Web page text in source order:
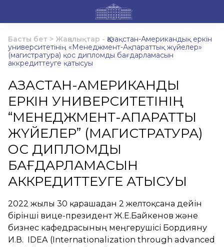
Басты бет > Жаңалықтар - Қазақстан-Американдық еркін
университетінің «Менеджмент-Ақпараттық жүйелер»
(магистратура) қос дипломды бағдарламасын
аккредиттеуге қатысуы
ҚАЗАҚСТАН-АМЕРИКАНДЫҚ
ЕРКІН УНИВЕРСИТЕТІНІҢ
“МЕНЕДЖМЕНТ-АҚПАРАТТЫҚ
ЖҮЙЕЛЕР” (МАГИСТРАТУРА)
ҚОС ДИПЛОМДЫ
БАҒДАРЛАМАСЫН
АККРЕДИТТЕУГЕ ҚАТЫСУЫ
2022 жылғы 30 қарашадан 2 желтоқсанға дейін
бірінші вице-президент Ж.Е.Байкенов және
бизнес кафедрасының меңгерушісі Бордияну
И.В. IDEA (Internationalization through advanced